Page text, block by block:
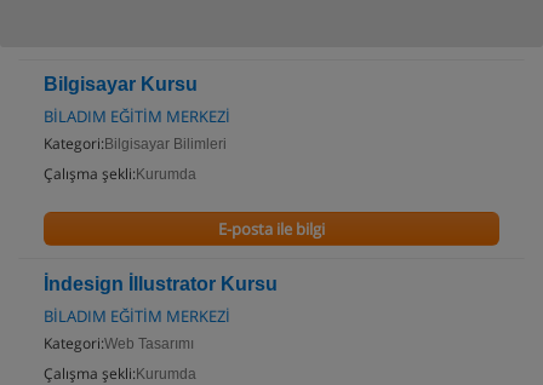
Bilgisayar Kursu
BİLADIM EĞİTİM MERKEZİ
Kategori: Bilgisayar Bilimleri
Çalışma şekli: Kurumda
E-posta ile bilgi
İndesign İllustrator Kursu
BİLADIM EĞİTİM MERKEZİ
Kategori:Web Tasarımı
Çalışma şekli: Kurumda